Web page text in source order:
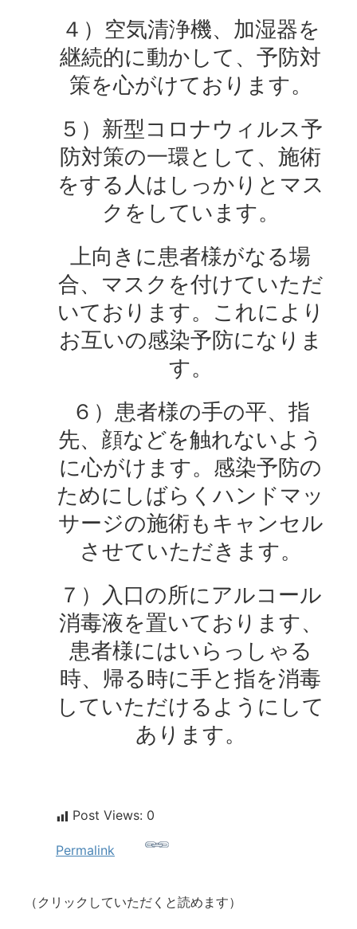
４）空気清浄機、加湿器を
継続的に動かして、予防対
策を心がけております。
５）新型コロナウィルス予
防対策の一環として、施術
をする人はしっかりとマス
クをしています。
上向きに患者様がなる場
合、マスクを付けていただ
いております。これにより
お互いの感染予防になりま
す。
６）患者様の手の平、指
先、顔などを触れないよう
に心がけます。感染予防の
ためにしばらくハンドマッ
サージの施術もキャンセル
させていただきます。
７）入口の所にアルコール
消毒液を置いております、
患者様にはいらっしゃる
時、帰る時に手と指を消毒
していただけるようにして
あります。
Post Views: 0
Permalink
（クリックしていただくと読めます）